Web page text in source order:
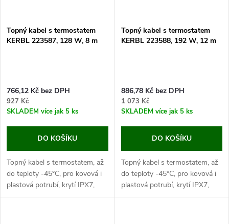
Topný kabel s termostatem
KERBL 223587, 128 W, 8 m
766,12 Kč bez DPH
927 Kč
SKLADEM více jak 5 ks
DO KOŠÍKU
Topný kabel s termostatem, až
do teploty -45°C, pro kovová i
plastová potrubí, krytí IPX7,
topný kabel 8m, napájecí kabel
Topný kabel s termostatem
KERBL 223588, 192 W, 12 m
886,78 Kč bez DPH
1 073 Kč
SKLADEM více jak 5 ks
DO KOŠÍKU
Topný kabel s termostatem, až
do teploty -45°C, pro kovová i
plastová potrubí, krytí IPX7,
topný kabel 12m, napájecí kabel